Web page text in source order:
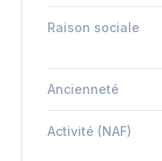
Raison sociale
Ancienneté
Activité (NAF)